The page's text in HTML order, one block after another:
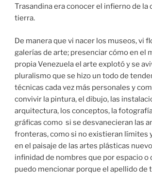
Trasandina era conocer el infierno de la
tierra.
De manera que vi nacer los museos, vi
galerías de arte; presenciar cómo en el
propia Venezuela el arte explotó y se
pluralismo que se hizo un todo de
técnicas cada vez más personales y
convivir la pintura, el dibujo, las
arquitectura, los conceptos, la
gráficas como si se desvanecieran las
fronteras, como si no existieran límites
en el paisaje de las artes plásticas
infinidad de nombres que por espacio o
puedo mencionar porque el apellido de